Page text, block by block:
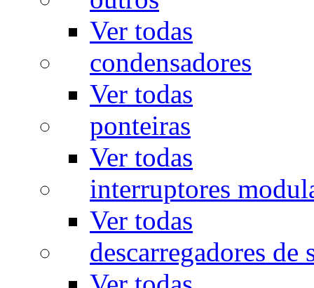
Ver todas
condensadores
Ver todas
ponteiras
Ver todas
interruptores
Ver todas
descarregadores de